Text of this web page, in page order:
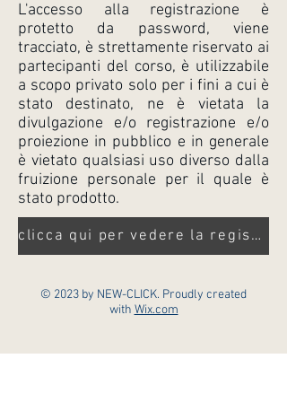
L'accesso alla registrazione è
protetto da password, viene
tracciato, è strettamente riservato ai
partecipanti del corso, è utilizzabile
a scopo privato solo per i fini a cui è
stato destinato, ne è vietata la
divulgazione e/o registrazione e/o
proiezione in pubblico e in generale
è vietato qualsiasi uso diverso dalla
fruizione personale per il quale è
stato prodotto.
clicca qui per vedere la registrazione
© 2023 by NEW-CLICK. Proudly created
with Wix.com
contattaci